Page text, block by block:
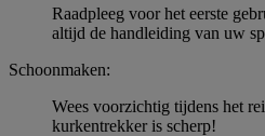
Raadpleeg voor het eerste
altijd de handleiding van uw
Schoonmaken:
Wees voorzichtig tijdens het
kurkentrekker is scherp!